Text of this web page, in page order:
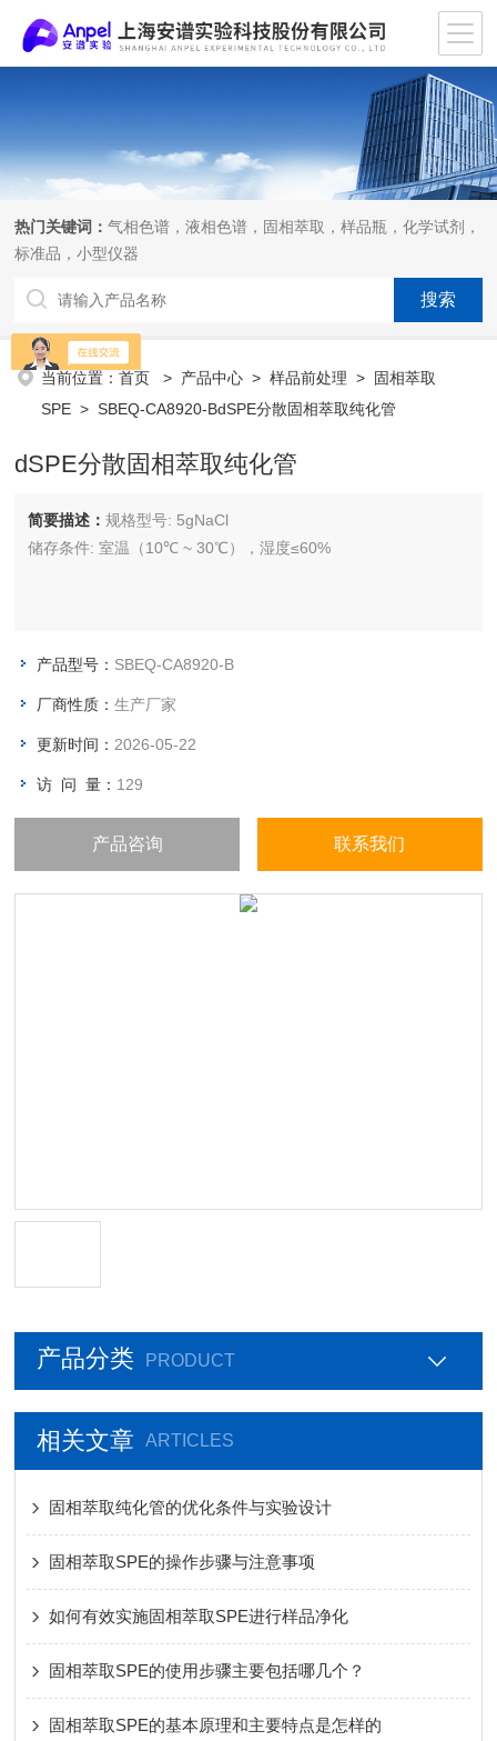
热门关键词：气相色谱，液相色谱，固相萃取，样品瓶，化学试剂，
标准品，小型仪器
当前位置：首页 > 产品中心 >样品前处理 > 固相萃取
SPE > SBEQ-CA8920-BdSPE分散固相萃取纯化管
dSPE分散固相萃取纯化管
简要描述：规格型号: 5gNaCl
储存条件: 室温（10℃ ~ 30℃），湿度≤60%
产品型号： SBEQ-CA8920-B
厂商性质：生产厂家
更新时间： 2026-05-22
访 问 量： 129
产品咨询 联系我们
产品分类 PRODUCT
相关文章 ARTICLES
固相萃取纯化管的优化条件与实验设计
固相萃取SPE的操作步骤与注意事项
如何有效实施固相萃取SPE进行样品净化
固相萃取SPE的使用步骤主要包括哪几个？
固相萃取SPE的基本原理和主要特点是怎样的